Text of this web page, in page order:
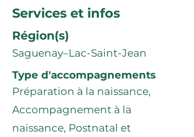
Services et infos
Région(s)
Saguenay–Lac-Saint-Jean
Type d'accompagnements
Préparation à la naissance,
Accompagnement à la
naissance, Postnatal et